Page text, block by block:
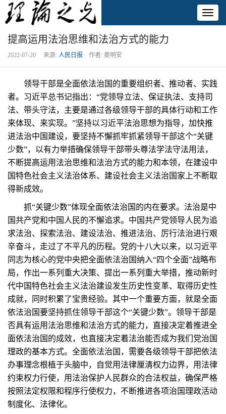
提高运用法治思维和法治方式的能力
2022-07-20 来源: 人民日报 作者: 姜明安
领导干部是全面依法治国的重要组织者、推动者、实践
者。习近平总书记指出：“党领导立法、保证执法、支持司
法、带头守法，主要是通过各级领导干部的具体行动和工作
来体现、来实现。”坚持以习近平法治思想为指导，加快推
进法治中国建设，要坚持不懈抓牢抓紧领导干部这个“关键
少数”，以有力举措确保领导干部带头尊法学法守法用法，
不断提高运用法治思维和法治方式的能力和本领，在建设中
国特色社会主义法治体系、建设社会主义法治国家上不断取
得新成效。
抓“关键少数”体现全面依法治国的内在要求。法治是中
国共产党和中国人民的不懈追求。中国共产党领导人民为追
求法治、探索法治、建设法治、推进法治、厉行法治进行艰
辛奋斗，走过了不平凡的历程。党的十八大以来，以习近平
同志为核心的党中央把全面依法治国纳入“四个全面”战略布
局，作出一系列重大决策、提出一系列重大举措，推动新时
代中国特色社会主义法治建设发生历史性变革、取得历史性
成就，同时积累了宝贵经验。其中一个重要方面，就是全面
依法治国要坚持抓住领导干部这个“关键少数”。领导干部是
否具有运用法治思维和法治方式的能力，直接决定着推进全
面依法治国的成效，也直接决定着法治能否成为我们党治国
理政的基本方式。全面依法治国，需要各级领导干部把依法
办事理念根植于头脑中，自觉用法律厘清权力边界，用法律
约束权力行使，用法治保护人民群众的合法权益，确保严格
按照法定权限和程序行使权力，不断推进各项治国理政活动
制度化、法律化。